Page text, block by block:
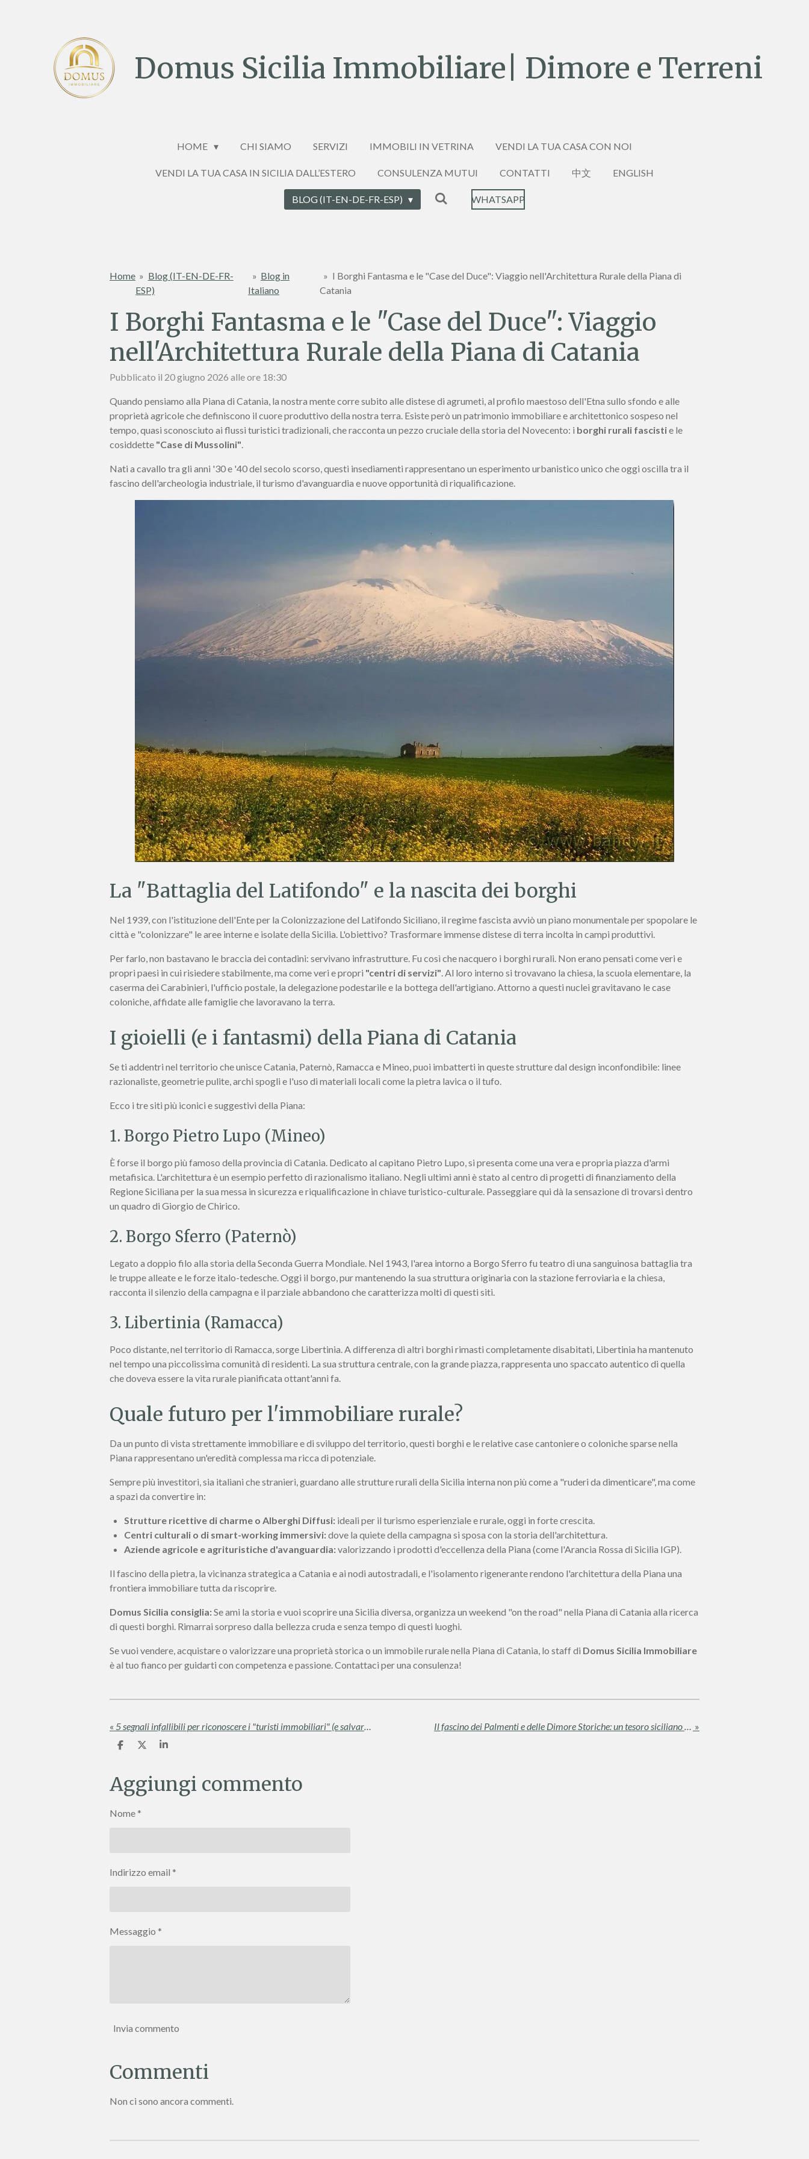
Domus Sicilia Immobiliare| Dimore e Terreni
HOME CHI SIAMO SERVIZI IMMOBILI IN VETRINA VENDI LA TUA CASA CON NOI
VENDI LA TUA CASA IN SICILIA DALL’ESTERO CONSULENZA MUTUI CONTATTI 中文 ENGLISH
BLOG (IT-EN-DE-FR-ESP) WHATSAPP
Home » Blog (IT-EN-DE-FR-
ESP)
» Blog in
Italiano
» I Borghi Fantasma e le "Case del Duce": Viaggio nell'Architettura Rurale della Piana di
Catania
I Borghi Fantasma e le "Case del Duce": Viaggio
nell'Architettura Rurale della Piana di Catania
Pubblicato il 20 giugno 2026 alle ore 18:30
Quando pensiamo alla Piana di Catania, la nostra mente corre subito alle distese di agrumeti, al profilo maestoso dell'Etna sullo sfondo e alle
proprietà agricole che definiscono il cuore produttivo della nostra terra. Esiste però un patrimonio immobiliare e architettonico sospeso nel
tempo, quasi sconosciuto ai flussi turistici tradizionali, che racconta un pezzo cruciale della storia del Novecento: i borghi rurali fascistie le
cosiddette "Case di Mussolini".
Nati a cavallo tra gli anni '30 e '40 del secolo scorso, questi insediamenti rappresentano un esperimento urbanistico unico che oggi oscilla tra il
fascino dell'archeologia industriale, il turismo d'avanguardia e nuove opportunità di riqualificazione.
La "Battaglia del Latifondo" e la nascita dei borghi
Nel 1939, con l'istituzione dell'Ente per la Colonizzazione del Latifondo Siciliano, il regime fascista avviò un piano monumentale per spopolare le
città e "colonizzare" le aree interne e isolate della Sicilia. L'obiettivo? Trasformare immense distese di terra incolta in campi produttivi.
Per farlo, non bastavano le braccia dei contadini: servivano infrastrutture. Fu così che nacquero i borghi rurali. Non erano pensati come veri e
propri paesi in cui risiedere stabilmente, ma come veri e propri "centri di servizi". Al loro interno si trovavano la chiesa, la scuola elementare, la
caserma dei Carabinieri, l'ufficio postale, la delegazione podestarile e la bottega dell'artigiano. Attorno a questi nuclei gravitavano le case
coloniche, affidate alle famiglie che lavoravano la terra.
I gioielli (e i fantasmi) della Piana di Catania
Se ti addentri nel territorio che unisce Catania, Paternò, Ramacca e Mineo, puoi imbatterti in queste strutture dal design inconfondibile: linee
razionaliste, geometrie pulite, archi spogli e l'uso di materiali locali come la pietra lavica o il tufo.
Ecco i tre siti più iconici e suggestivi della Piana:
1. Borgo Pietro Lupo (Mineo)
È forse il borgo più famoso della provincia di Catania. Dedicato al capitano Pietro Lupo, si presenta come una vera e propria piazza d'armi
metafisica. L'architettura è un esempio perfetto di razionalismo italiano. Negli ultimi anni è stato al centro di progetti di finanziamento della
Regione Siciliana per la sua messa in sicurezza e riqualificazione in chiave turistico-culturale. Passeggiare qui dà la sensazione di trovarsi dentro
un quadro di Giorgio de Chirico.
2. Borgo Sferro (Paternò)
Legato a doppio filo alla storia della Seconda Guerra Mondiale. Nel 1943, l'area intorno a Borgo Sferro fu teatro di una sanguinosa battaglia tra
le truppe alleate e le forze italo-tedesche. Oggi il borgo, pur mantenendo la sua struttura originaria con la stazione ferroviaria e la chiesa,
racconta il silenzio della campagna e il parziale abbandono che caratterizza molti di questi siti.
3. Libertinia (Ramacca)
Poco distante, nel territorio di Ramacca, sorge Libertinia. A differenza di altri borghi rimasti completamente disabitati, Libertinia ha mantenuto
nel tempo una piccolissima comunità di residenti. La sua struttura centrale, con la grande piazza, rappresenta uno spaccato autentico di quella
che doveva essere la vita rurale pianificata ottant'anni fa.
Quale futuro per l'immobiliare rurale?
Da un punto di vista strettamente immobiliare e di sviluppo del territorio, questi borghi e le relative case cantoniere o coloniche sparse nella
Piana rappresentano un'eredità complessa ma ricca di potenziale.
Sempre più investitori, sia italiani che stranieri, guardano alle strutture rurali della Sicilia interna non più come a "ruderi da dimenticare", ma come
a spazi da convertire in:
Strutture ricettive di charme o Alberghi Diffusi: ideali per il turismo esperienziale e rurale, oggi in forte crescita.
Centri culturali o di smart-working immersivi:dove la quiete della campagna si sposa con la storia dell'architettura.
Aziende agricole e agrituristiche d'avanguardia:valorizzando i prodotti d'eccellenza della Piana (come l'Arancia Rossa di Sicilia IGP).
Il fascino della pietra, la vicinanza strategica a Catania e ai nodi autostradali, e l'isolamento rigenerante rendono l'architettura della Piana una
frontiera immobiliare tutta da riscoprire.
Domus Sicilia consiglia:Se ami la storia e vuoi scoprire una Sicilia diversa, organizza un weekend "on the road" nella Piana di Catania alla ricerca
di questi borghi. Rimarrai sorpreso dalla bellezza cruda e senza tempo di questi luoghi.
Se vuoi vendere, acquistare o valorizzare una proprietà storica o un immobile rurale nella Piana di Catania, lo staff di Domus Sicilia Immobiliare
è al tuo fianco per guidarti con competenza e passione. Contattaci per una consulenza!
« 5 segnali infallibili per riconoscere i "turisti immobiliari" (e salvare il tuo tempo) Il fascino dei Palmenti e delle Dimore Storiche: un tesoro siciliano da riscoprire »
C
i
d
C
i
v
C
Aggiungi commento
Nome *
Indirizzo email *
Messaggio *
Invia commento
Commenti
Non ci sono ancora commenti.